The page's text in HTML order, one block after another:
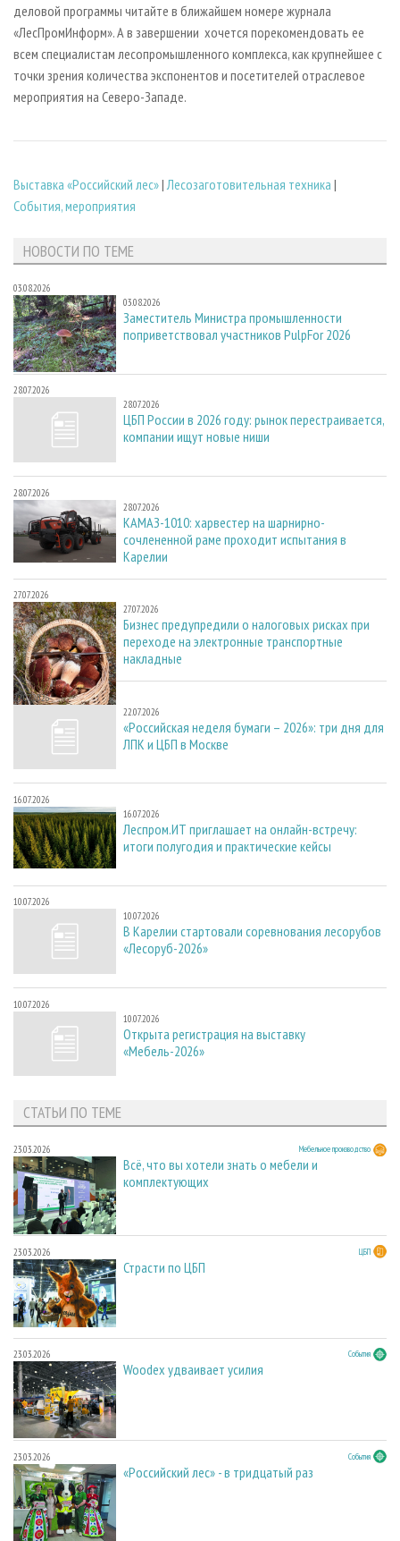
деловой программы читайте в ближайшем номере журнала
«ЛесПромИнформ». А в завершении хочется порекомендовать ее
всем специалистам лесопромышленного комплекса, как крупнейшее с
точки зрения количества экспонентов и посетителей отраслевое
мероприятия на Северо-Западе.
Выставка «Российский лес»|Лесозаготовительная техника |
События, мероприятия
НОВОСТИ ПО ТЕМЕ
03.08.2026
03.08.2026
Заместитель Министра промышленности
поприветствовал участников PulpFor 2026
28.07.2026
28.07.2026
ЦБП России в 2026 году: рынок перестраивается,
компании ищут новые ниши
28.07.2026
28.07.2026
КАМАЗ-1010: харвестер на шарнирно-
сочлененной раме проходит испытания в
Карелии
27.07.2026
27.07.2026
Бизнес предупредили о налоговых рисках при
переходе на электронные транспортные
накладные
22.07.2026
22.07.2026
«Российская неделя бумаги – 2026»: три дня для
ЛПК и ЦБП в Москве
16.07.2026
16.07.2026
Леспром.ИТ приглашает на онлайн-встречу:
итоги полугодия и практические кейсы
10.07.2026
10.07.2026
В Карелии стартовали соревнования лесорубов
«Лесоруб-2026»
10.07.2026
10.07.2026
Открыта регистрация на выставку
«Мебель-2026»
СТАТЬИ ПО ТЕМЕ
23.03.2026 Мебельное производство
Всё, что вы хотели знать о мебели и
комплектующих
23.03.2026 ЦБП
Страсти по ЦБП
23.03.2026 События
Woodex удваивает усилия
23.03.2026 События
«Российский лес» - в тридцатый раз